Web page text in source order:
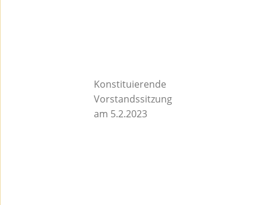
Konstituierende
Vorstandssitzung
am 5.2.2023